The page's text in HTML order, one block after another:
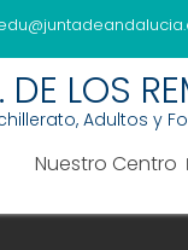
DE LOS
Adultos y
Nuestro Centro